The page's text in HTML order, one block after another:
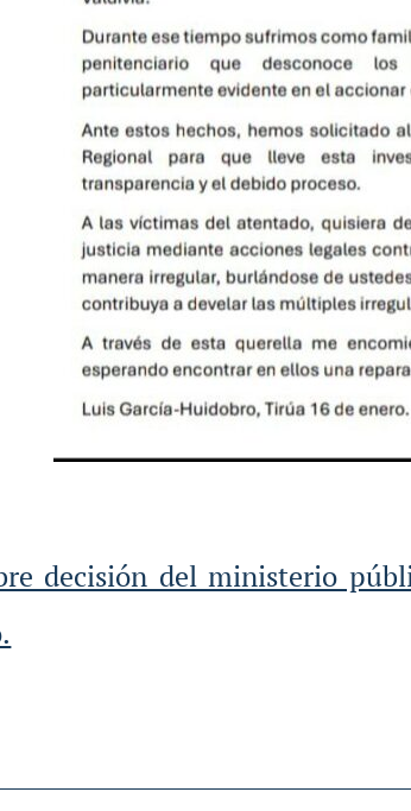
decisión del ministerio